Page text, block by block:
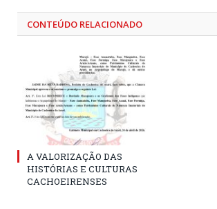
CONTEÚDO RELACIONADO
A VALORIZAÇÃO DAS
HISTÓRIAS E CULTURAS
CACHOEIRENSES